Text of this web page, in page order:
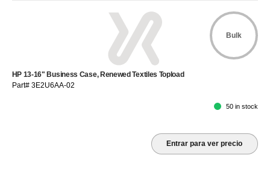
Bulk
HP 13-16" Business Case, Renewed Textiles Topload
Part# 3E2U6AA-02
50 in stock
Entrar para ver precio